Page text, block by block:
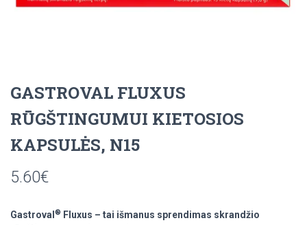
GASTROVAL FLUXUS
RŪGŠTINGUMUI KIETOSIOS
KAPSULĖS, N15
5.60€
Gastroval ® Fluxus – tai išmanus sprendimas skrandžio